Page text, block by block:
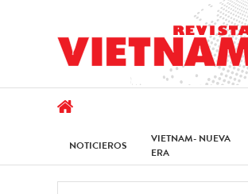
NOTICIEROS
VIETNAM- NUEVA
ERA